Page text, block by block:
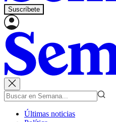
Suscríbete
Últimas noticias